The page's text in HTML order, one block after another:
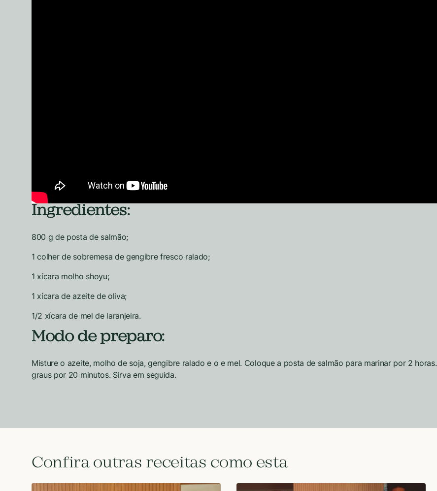
Ingredientes:
800 g de posta de salmão;
1 colher de sobremesa de gengibre fresco ralado;
1 xícara molho shoyu;
1 xícara de azeite de oliva;
1/2 xícara de mel de laranjeira.
Modo de preparo:
Misture o azeite, molho de soja, gengibre ralado e o e mel. Coloque a posta de salmão para marinar por 2
graus por 20 minutos. Sirva em seguida.
Confira outras receitas como esta